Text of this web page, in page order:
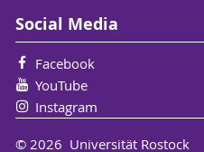
Social Media
Facebook
YouTube
Instagram
© 2026 Universität Rostock